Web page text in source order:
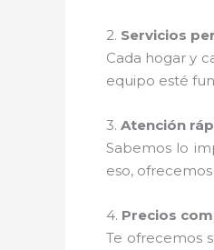
2. Servicios
Cada hogar y
equipo esté
3. Atención
Sabemos lo
eso,
4. Precios
Te ofrecemos